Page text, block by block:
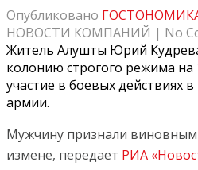
Опубликовано
НОВОСТИ КОМПАНИЙ | No
Житель Алушты Юрий
колонию строгого режима на
участие в боевых действиях
армии.
Мужчину признали виновным
измене, передает РИА